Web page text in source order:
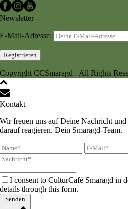
Newsletter
E-Mail-Adresse:
Copyright CCSmaragd - All Rights
Kontakt
Wir freuen uns auf Deine Nachricht
darauf reagieren. Dein Smaragd-Team.
I consent to CulturCafé Smaragd in
details through this form.
Senden